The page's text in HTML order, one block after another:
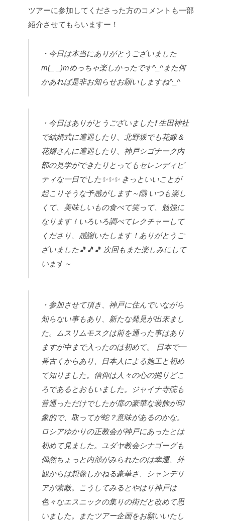
ツアーに参加してくださった方のコメントも一部
紹介させてもらいますー！
・今日は本当にありがとうございました
m(_ _)mめっちゃ楽しかったです^_^また何
かあれば是非お知らせお願いしますね^_^
・今日はありがとうございました❗生田神社
で結婚式に遭遇したり、北野坂でも花嫁＆
花婿さんに遭遇したり、神戸シゴナーク内
部の見学ができたりとってもセレンディピ
ティな一日でした✨✨✨きっといいことが
起こりそうな予感がします～🙆いつも楽し
くて、美味しいもの食べて笑って、勉強に
なります！いろいろ調べてレクチャーして
くださり、感謝いたします！ありがとうご
ざいました🎵🎵🎵 次回もまた楽しみにして
います～
・参加させて頂き、神戸に住んでいながら
知らない事もあり、新たな発見が出来まし
た。ムスリムモスクは前を通った事はあり
ますが中まで入ったのは初めて。
日本で一
番古くからあり、日本人による施工と初め
て知りました。信仰は人々の心の拠りどこ
ろであるとおもいました。ジャイナ寺院も
昔通っただけでしたが扉の豪華な装飾が印
象的で、取ってが蛇？意味があるのかな。
ロシアゆかりの正教会が神戸にあったとは
初めて見ました。ユダヤ教会シナゴーグも
偶然ちょっと内部がみられたのは幸運、外
観からは想像しかねる豪華さ、シャンデリ
アが素敵。こうしてみるとやはり神戸は
色々なエスニックの集りの街だと改めて思
いました。またツアー企画をお願いいたし